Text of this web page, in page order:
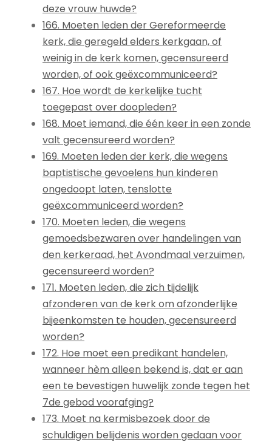
deze vrouw huwde?
166. Moeten leden der Gereformeerde
kerk, die geregeld elders kerkgaan, of
weinig in de kerk komen, gecensureerd
worden, of ook geëxcommuniceerd?
167. Hoe wordt de kerkelijke tucht
toegepast over doopleden?
168. Moet iemand, die één keer in een zonde
valt gecensureerd worden?
169. Moeten leden der kerk, die wegens
baptistische gevoelens hun kinderen
ongedoopt laten, tenslotte
geëxcommuniceerd worden?
170. Moeten leden, die wegens
gemoedsbezwaren over handelingen van
den kerkeraad, het Avondmaal verzuimen,
gecensureerd worden?
171. Moeten leden, die zich tijdelijk
afzonderen van de kerk om afzonderlijke
bijeenkomsten te houden, gecensureerd
worden?
172. Hoe moet een predikant handelen,
wanneer hèm alleen bekend is, dat er aan
een te bevestigen huwelijk zonde tegen het
7de gebod voorafging?
173. Moet na kermisbezoek door de
schuldigen belijdenis worden gedaan voor